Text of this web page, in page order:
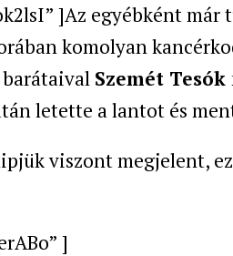
]Az egyébként
komolyan
Szemét Tesók
letette a lantot és
viszont megjelent,
]